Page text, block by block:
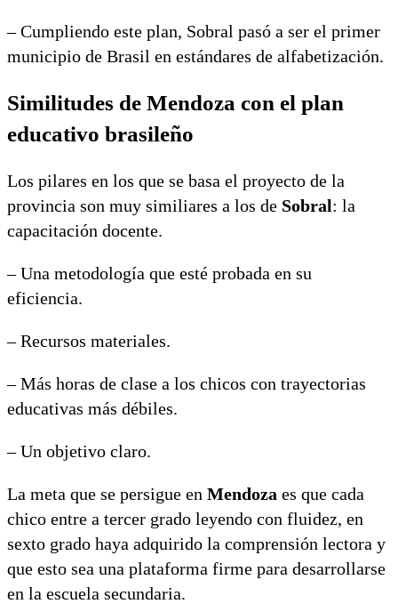
– Cumpliendo este plan, Sobral pasó a ser el primer
municipio de Brasil en estándares de alfabetización.
Similitudes de Mendoza con el plan
educativo brasileño
Los pilares en los que se basa el proyecto de la
provincia son muy similiares a los de Sobral: la
capacitación docente.
– Una metodología que esté probada en su
eficiencia.
– Recursos materiales.
– Más horas de clase a los chicos con trayectorias
educativas más débiles.
– Un objetivo claro.
La meta que se persigue en Mendoza es que cada
chico entre a tercer grado leyendo con fluidez, en
sexto grado haya adquirido la comprensión lectora y
que esto sea una plataforma firme para desarrollarse
en la escuela secundaria.